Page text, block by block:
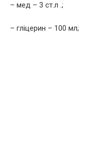
– мeд – 3 ст.л .;
– глiцерин – 100 мл;